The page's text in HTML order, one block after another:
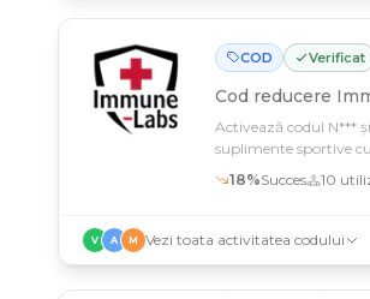
COD Verificat
Cod reducere
Activează codul N***
suplimente sportive
18%Succes 10
V A M Vezi toata activitatea codului